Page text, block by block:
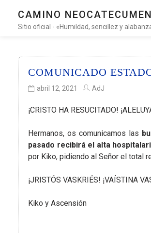
CAMINO
Sitio oficial - «Humildad, sencillez y
COMUNICADO
abril 12, 2021 AdJ
¡CRISTO HA RESUCITADO!
Hermanos, os comunicamos las
pasado recibirá el alta
por Kiko, pidiendo al Señor el total
¡JRISTÓS VASKRIÉS! ¡VAÍSTINA
Kiko y Ascensión